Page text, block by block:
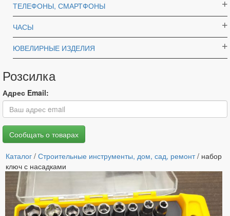
ТЕЛЕФОНЫ, СМАРТФОНЫ
ЧАСЫ
ЮВЕЛИРНЫЕ ИЗДЕЛИЯ
Розсилка
Адрес Email:
Каталог / Строительные инструменты, дом, сад, ремонт/ набор
ключ с насадками